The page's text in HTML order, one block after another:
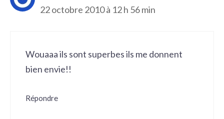
22 octobre 2010 à 12 h 56 min
Wouaaa ils sont superbes ils me donnent
bien envie!!
Répondre